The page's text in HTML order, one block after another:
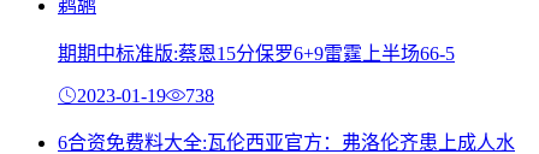
期期中标准版:蔡恩15分保罗6+9雷霆上半场66-5
2023-01-19 738
6合资免费料大全:瓦伦西亚官方：弗洛伦齐患上成人水